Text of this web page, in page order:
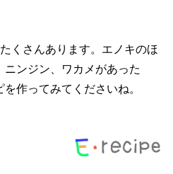
くさんあります。エノキのほ
ンジン、ワカメがあった
作ってみてくださいね。